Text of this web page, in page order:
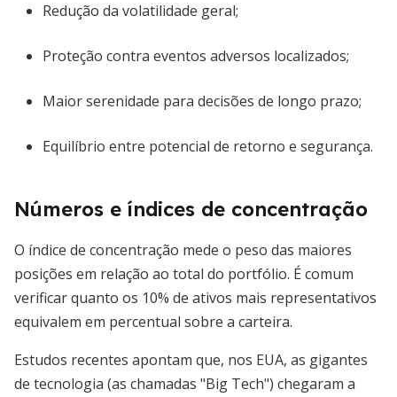
Redução da volatilidade geral;
Proteção contra eventos adversos localizados;
Maior serenidade para decisões de longo prazo;
Equilíbrio entre potencial de retorno e segurança.
Números e índices de concentração
O índice de concentração mede o peso das maiores
posições em relação ao total do portfólio. É comum
verificar quanto os 10% de ativos mais representativos
equivalem em percentual sobre a carteira.
Estudos recentes apontam que, nos EUA, as gigantes
de tecnologia (as chamadas "Big Tech") chegaram a